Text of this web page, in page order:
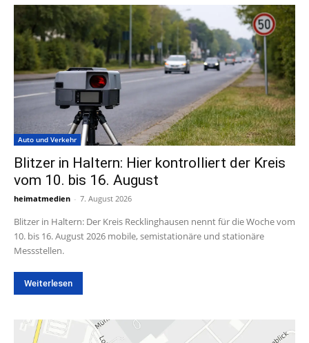
Auto und Verkehr
Blitzer in Haltern: Hier kontrolliert der Kreis
vom 10. bis 16. August
heimatmedien - 7. August 2026
Blitzer in Haltern: Der Kreis Recklinghausen nennt für die Woche vom
10. bis 16. August 2026 mobile, semistationäre und stationäre
Messstellen.
Weiterlesen